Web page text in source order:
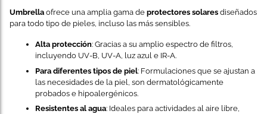
Umbrella ofrece una amplia gama de protectores solares diseñados
para todo tipo de pieles, incluso las más sensibles.
Alta protección: Gracias a su amplio espectro de filtros,
incluyendo UV-B, UV-A, luz azul e IR-A.
Para diferentes tipos de piel: Formulaciones que se ajustan a
las necesidades de la piel, son dermatológicamente
probados e hipoalergénicos.
Resistentes al agua: Ideales para actividades al aire libre,